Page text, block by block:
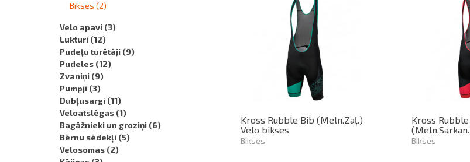
Bikses (2)
Velo apavi (3)
Lukturi (12)
Pudeļu turētāji (9)
Pudeles (12)
Zvaniņi (9)
Pumpji (3)
Dubļusargi (11)
Veloatslēgas (1)
Bagāžnieki un groziņi (6)
Bērnu sēdekļi (5)
Velosomas (2)
Kross Rubble Bib (Meln.Zaļ.)
Velo bikses
Bikses
Kross
Bikses